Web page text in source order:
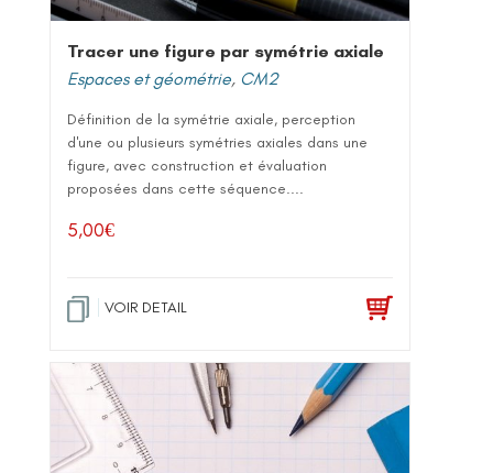
Tracer une figure par symétrie axiale
Espaces et géométrie, CM2
Définition de la symétrie axiale, perception
d'une ou plusieurs symétries axiales dans une
figure, avec construction et évaluation
proposées dans cette séquence....
5,00€
VOIR DETAIL